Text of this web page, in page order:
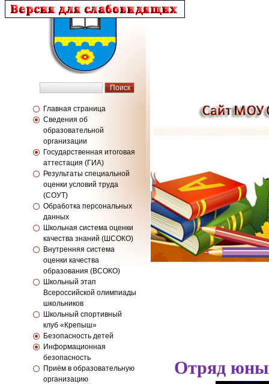
Главная страница
Сведения об
образовательной
организации
Государственная итоговая
аттестация (ГИА)
Результаты специальной
оценки условий труда
(СОУТ)
Обработка персональных
данных
Школьная система оценки
качества знаний (ШСОКО)
Внутренняя система
оценки качества
образования (ВСОКО)
Школьный этап
Всероссийской олимпиады
школьников
Школьный спортивный
клуб «Крепыш»
Безопасность детей
Информационная
безопасность
Приём в образовательную
организацию
Отряд